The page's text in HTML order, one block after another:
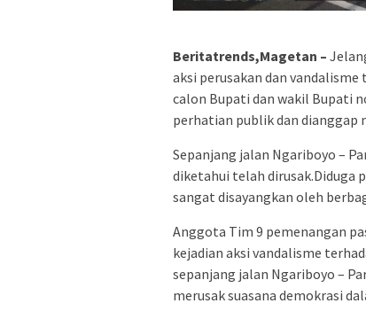
Beritatrends,Magetan –
aksi perusakan dan
calon Bupati dan wakil Bupati
perhatian publik dan dianggap
Sepanjang jalan Ngariboyo –
diketahui telah dirusak.Diduga
sangat disayangkan oleh
Anggota Tim 9 pemenangan
kejadian aksi vandalisme
sepanjang jalan Ngariboyo –
merusak suasana demokrasi